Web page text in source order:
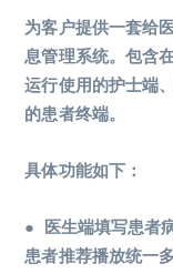
为客户提供一套给
息管理系统。包含
运行使用的护士端
的患者终端。
具体功能如下：
● 医生端填写患者
患者推荐播放统一